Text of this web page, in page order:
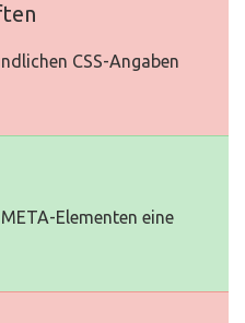
CSS-Angaben
Elementen eine